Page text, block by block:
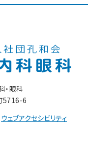
眼科
5716-6
ウェブアクセシビリティ